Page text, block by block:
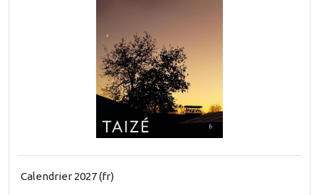
Calendrier 2027 (fr)